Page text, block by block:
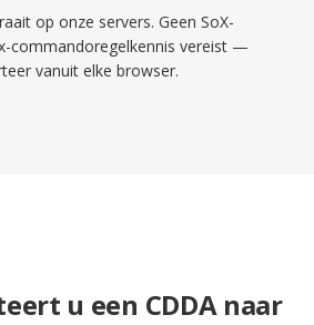
op onze servers. Geen SoX-
commandoregelkennis vereist —
vanuit elke browser.
u een CDDA naar